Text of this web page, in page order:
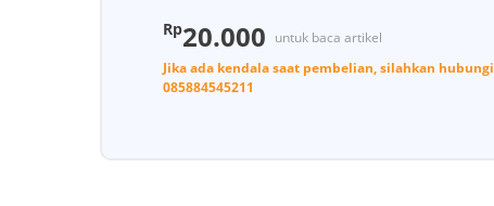
Rp20.000 untuk baca artikel
Jika ada kendala saat pembelian, silahkan hubungi
085884545211